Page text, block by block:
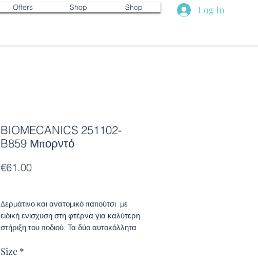
Offers Shop Shop Log In
BIOMECANICS 251102-
B859 Μπορντό
€61.00Price
Δερμάτινο και ανατομικό παπούτσι με
ειδική ενίσχυση στη φτέρνα για καλύτερη
στήριξη του ποδιού. Τα δύο αυτοκόλλητα
Διαθέτει πιστοποίηση ποιότητας από την
Size *